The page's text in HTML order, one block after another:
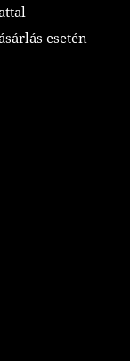
esetén